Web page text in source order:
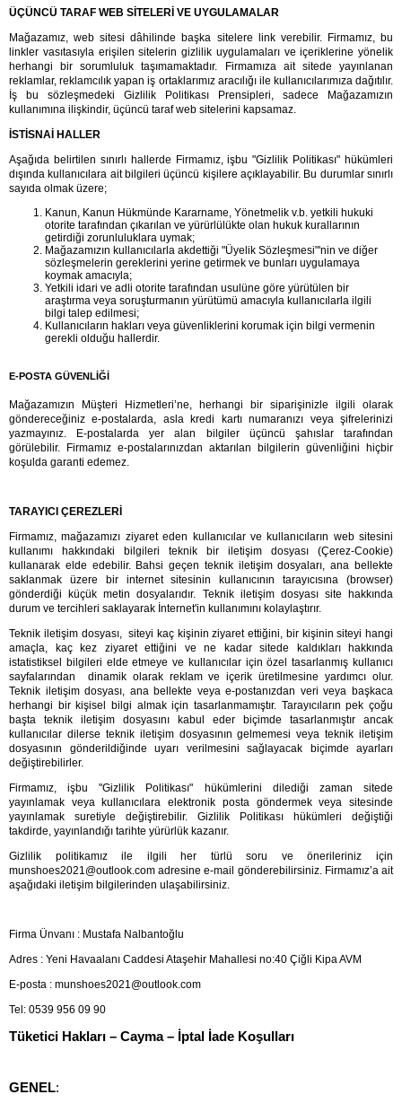
ÜÇÜNCÜ TARAF WEB SİTELERİ VE UYGULAMALAR
Mağazamız, web sitesi dâhilinde başka sitelere link verebilir. Firmamız, bu
linkler vasıtasıyla erişilen sitelerin gizlilik uygulamaları ve içeriklerine yönelik
herhangi bir sorumluluk taşımamaktadır. Firmamıza ait sitede yayınlanan
reklamlar, reklamcılık yapan iş ortaklarımız aracılığı ile kullanıcılarımıza dağıtılır.
İş bu sözleşmedeki Gizlilik Politikası Prensipleri, sadece Mağazamızın
kullanımına ilişkindir, üçüncü taraf web sitelerini kapsamaz.
İSTİSNAİ HALLER
Aşağıda belirtilen sınırlı hallerde Firmamız, işbu "Gizlilik Politikası" hükümleri
dışında kullanıcılara ait bilgileri üçüncü kişilere açıklayabilir. Bu durumlar sınırlı
sayıda olmak üzere;
Kanun, Kanun Hükmünde Kararname, Yönetmelik v.b. yetkili hukuki
otorite tarafından çıkarılan ve yürürlülükte olan hukuk kurallarının
getirdiği zorunluluklara uymak;
Mağazamızın kullanıcılarla akdettiği "Üyelik Sözleşmesi"'nin ve diğer
sözleşmelerin gereklerini yerine getirmek ve bunları uygulamaya
koymak amacıyla;
Yetkili idari ve adli otorite tarafından usulüne göre yürütülen bir
araştırma veya soruşturmanın yürütümü amacıyla kullanıcılarla ilgili
bilgi talep edilmesi;
Kullanıcıların hakları veya güvenliklerini korumak için bilgi vermenin
gerekli olduğu hallerdir.
E-POSTA GÜVENLİĞİ
Mağazamızın Müşteri Hizmetleri’ne, herhangi bir siparişinizle ilgili olarak
göndereceğiniz e-postalarda, asla kredi kartı numaranızı veya şifrelerinizi
yazmayınız. E-postalarda yer alan bilgiler üçüncü şahıslar tarafından
görülebilir. Firmamız e-postalarınızdan aktarılan bilgilerin güvenliğini hiçbir
koşulda garanti edemez.
TARAYICI ÇEREZLERİ
Firmamız, mağazamızı ziyaret eden kullanıcılar ve kullanıcıların web sitesini
kullanımı hakkındaki bilgileri teknik bir iletişim dosyası (Çerez-Cookie)
kullanarak elde edebilir. Bahsi geçen teknik iletişim dosyaları, ana bellekte
saklanmak üzere bir internet sitesinin kullanıcının tarayıcısına (browser)
gönderdiği küçük metin dosyalarıdır. Teknik iletişim dosyası site hakkında
durum ve tercihleri saklayarak İnternet'in kullanımını kolaylaştırır.
Teknik iletişim dosyası,  siteyi kaç kişinin ziyaret ettiğini, bir kişinin siteyi hangi
amaçla, kaç kez ziyaret ettiğini ve ne kadar sitede kaldıkları hakkında
istatistiksel bilgileri elde etmeye ve kullanıcılar için özel tasarlanmış kullanıcı
sayfalarından  dinamik olarak reklam ve içerik üretilmesine yardımcı olur.
Teknik iletişim dosyası, ana bellekte veya e-postanızdan veri veya başkaca
herhangi bir kişisel bilgi almak için tasarlanmamıştır. Tarayıcıların pek çoğu
başta teknik iletişim dosyasını kabul eder biçimde tasarlanmıştır ancak
kullanıcılar dilerse teknik iletişim dosyasının gelmemesi veya teknik iletişim
dosyasının gönderildiğinde uyarı verilmesini sağlayacak biçimde ayarları
değiştirebilirler.
Firmamız, işbu "Gizlilik Politikası" hükümlerini dilediği zaman sitede
yayınlamak veya kullanıcılara elektronik posta göndermek veya sitesinde
yayınlamak suretiyle değiştirebilir. Gizlilik Politikası hükümleri değiştiği
takdirde, yayınlandığı tarihte yürürlük kazanır.
munshoes2021@outlook.com adresine e-mail gönderebilirsiniz. Firmamız’a ait
aşağıdaki iletişim bilgilerinden ulaşabilirsiniz.
Firma Ünvanı : Mustafa Nalbantoğlu
Adres : Yeni Havaalanı Caddesi Ataşehir Mahallesi no:40 Çiğli Kipa AVM
E-posta : munshoes2021@outlook.com
Tel: 0539 956 09 90
Tüketici Hakları – Cayma – İptal İade Koşulları
GENEL: